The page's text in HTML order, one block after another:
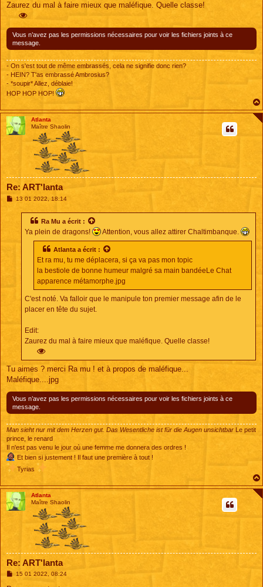
Zaurez du mal à faire mieux que maléfique. Quelle classe!
Vous n’avez pas les permissions nécessaires pour voir les fichiers joints à ce
message.
- On s'est tout de même embrassés, cela ne signifie donc rien?
- HEIN? T'as embrassé Ambrosius?
- *soupir* Allez, déblaie!
HOP HOP HOP!
Atlanta
Maître Shaolin
Re: ART'lanta
M13 01 2022, 18:14
Ra Mu a écrit :
Ya plein de dragons! Attention, vous allez attirer Chaltimbanque.
Atlanta a écrit :
Et ra mu, tu me déplacera, si ça va pas mon topic
la bestiole de bonne humeur malgré sa main bandéeLe Chat
apparence métamorphe.jpg
C'est noté. Va falloir que le manipule ton premier message afin de le
placer en tête du sujet.
Edit:
Zaurez du mal à faire mieux que maléfique. Quelle classe!
Tu aimes ? merci Ra mu ! et à propos de maléfique...
Maléfique....jpg
Vous n’avez pas les permissions nécessaires pour voir les fichiers joints à ce
message.
Man sieht nur mit dem Herzen gut. Das Wesentliche ist für die Augen unsichtbar Le petit
prince, le renard
Il n'est pas venu le jour où une femme me donnera des ordres !
Et bien si justement ! Il faut une première à tout !
Tyrias
Atlanta
Maître Shaolin
Re: ART'lanta
M
15 01 2022, 08:24